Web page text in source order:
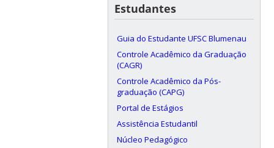
Estudantes
Guia do Estudante UFSC Blumenau
Controle Acadêmico da Graduação
(CAGR)
Controle Acadêmico da Pós-
graduação (CAPG)
Portal de Estágios
Assistência Estudantil
Núcleo Pedagógico